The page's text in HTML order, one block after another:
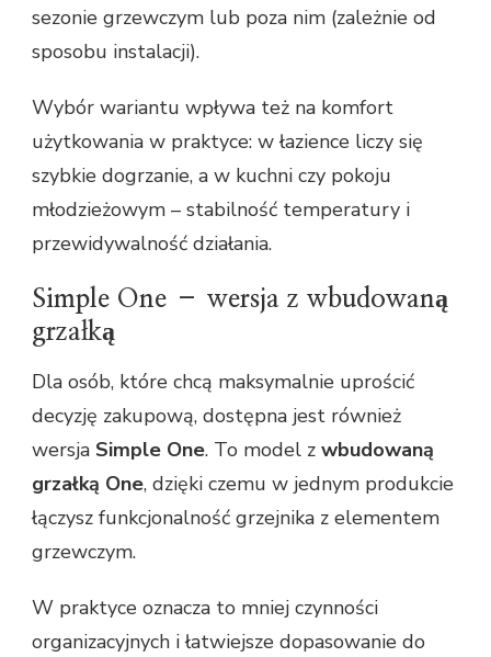
sezonie grzewczym lub poza nim (zależnie od
sposobu instalacji).
Wybór wariantu wpływa też na komfort
użytkowania w praktyce: w łazience liczy się
szybkie dogrzanie, a w kuchni czy pokoju
młodzieżowym – stabilność temperatury i
przewidywalność działania.
Simple One – wersja z wbudowaną
grzałką
Dla osób, które chcą maksymalnie uprościć
decyzję zakupową, dostępna jest również
wersja Simple One. To model z wbudowaną
grzałką One, dzięki czemu w jednym produkcie
łączysz funkcjonalność grzejnika z elementem
grzewczym.
W praktyce oznacza to mniej czynności
organizacyjnych i łatwiejsze dopasowanie do